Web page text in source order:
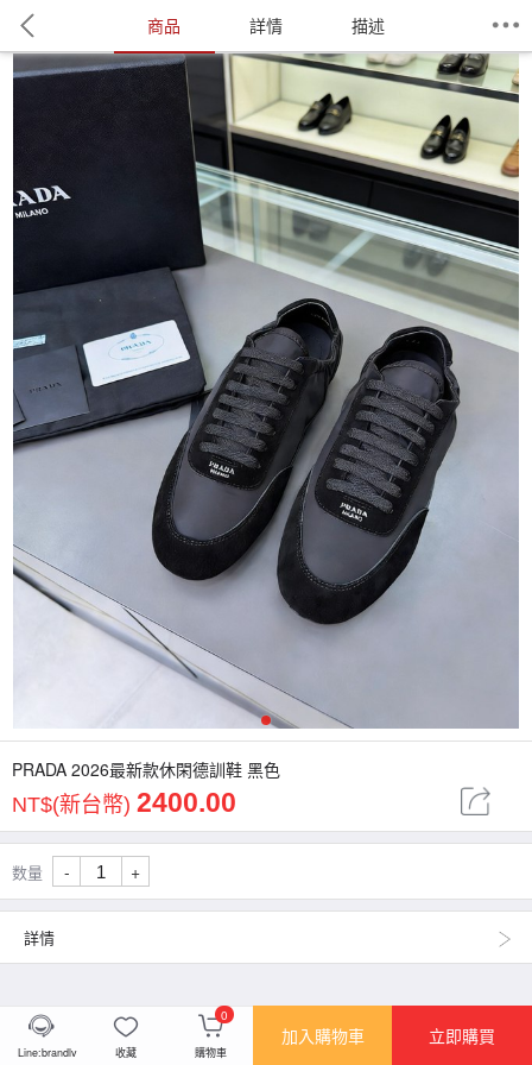
商品 詳情 描述
1
PRADA 2026最新款休閑德訓鞋 黑色
NT$(新台幣) 2400.00
数量 - +
詳情
Line:brandlv 收藏
0
購物車
加入購物車 立即購買